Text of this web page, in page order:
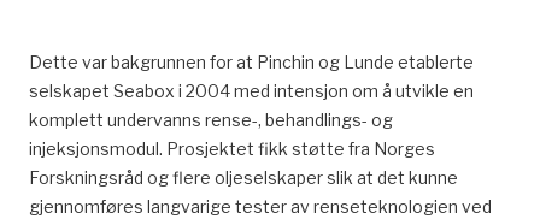
Dette var bakgrunnen for at Pinchin og Lunde etablerte
selskapet Seabox i 2004 med intensjon om å utvikle en
komplett undervanns rense-, behandlings- og
injeksjonsmodul. Prosjektet fikk støtte fra Norges
Forskningsråd og flere oljeselskaper slik at det kunne
gjennomføres langvarige tester av renseteknologien ved